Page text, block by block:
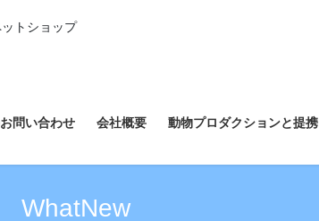
トショップ
問い合わせ 会社概要 動物プロダクションと提携
WhatNew